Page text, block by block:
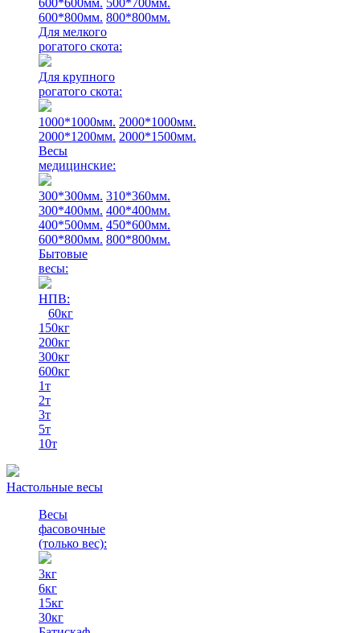
600*600мм. 500*700мм.
600*800мм. 800*800мм.
Для мелкого
рогатого скота:
Для крупного
рогатого скота:
1000*1000мм. 2000*1000мм.
2000*1200мм. 2000*1500мм.
Весы
медицинские:
300*300мм. 310*360мм.
300*400мм. 400*400мм.
400*500мм. 450*600мм.
600*800мм. 800*800мм.
Бытовые
весы:
НПВ:
60кг
150кг
200кг
300кг
600кг
1т
2т
3т
5т
10т
Настольные весы
Весы
фасовочные
(только вес):
3кг
6кг
15кг
30кг